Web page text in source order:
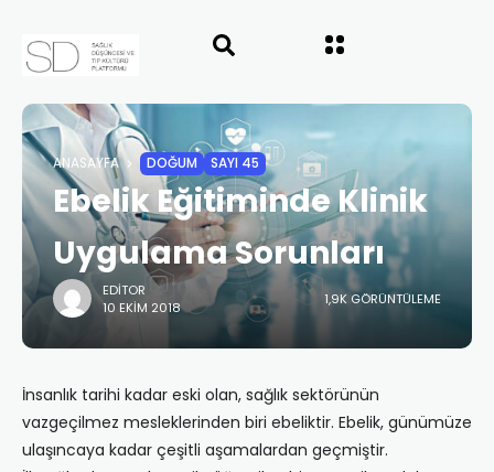
ANASAYFA DOĞUM SAYI 45
Ebelik Eğitiminde Klinik
Uygulama Sorunları
EDITOR
10 EKIM 2018
1,9K GÖRÜNTÜLEME
İnsanlık tarihi kadar eski olan, sağlık sektörünün
vazgeçilmez mesleklerinden biri ebeliktir. Ebelik, günümüze
ulaşıncaya kadar çeşitli aşamalardan geçmiştir.